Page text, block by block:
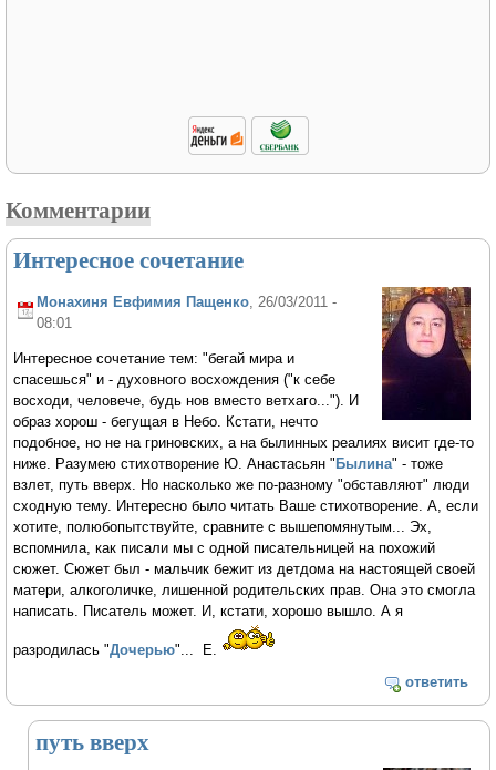
Комментарии
Интересное сочетание
Монахиня Евфимия Пащенко , 26/03/2011 -
08:01
Интересное сочетание тем: "бегай мира и
спасешься" и - духовного восхождения ("к себе
восходи, человече, будь нов вместо ветхаго..."). И
образ хорош - бегущая в Небо. Кстати, нечто
подобное, но не на гриновских, а на былинных реалиях висит где-то
ниже. Разумею стихотворение Ю. Анастасьян " Былина" - тоже
взлет, путь вверх. Но насколько же по-разному "обставляют" люди
сходную тему. Интересно было читать Ваше стихотворение. А, если
хотите, полюбопытствуйте, сравните с вышепомянутым... Эх,
вспомнила, как писали мы с одной писательницей на похожий
сюжет. Сюжет был - мальчик бежит из детдома на настоящей своей
матери, алкоголичке, лишенной родительских прав. Она это смогла
написать. Писатель может. И, кстати, хорошо вышло. А я
разродилась "Дочерью"... Е.
ответить
путь вверх